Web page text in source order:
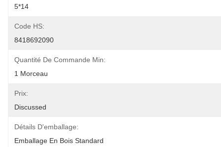
5*14
Code HS:
8418692090
Quantité De Commande Min:
1 Morceau
Prix:
Discussed
Détails D'emballage:
Emballage En Bois Standard